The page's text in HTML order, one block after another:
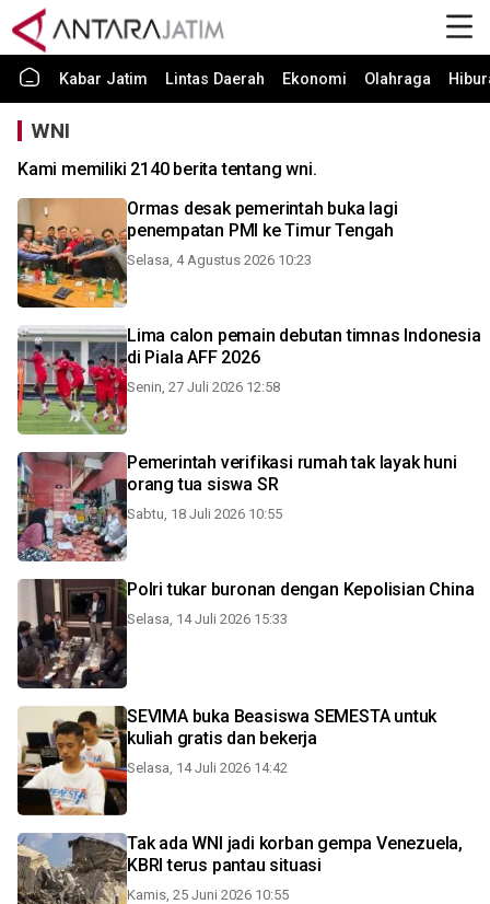
Kabar Jatim Lintas Daerah Ekonomi Olahraga
WNI
Kami memiliki 2140 berita tentang wni.
Ormas desak pemerintah buka lagi
penempatan PMI ke Timur Tengah
Selasa, 4 Agustus 2026 10:23
Lima calon pemain debutan timnas Indonesia
di Piala AFF 2026
Senin, 27 Juli 2026 12:58
Pemerintah verifikasi rumah tak layak huni
orang tua siswa SR
Sabtu, 18 Juli 2026 10:55
Polri tukar buronan dengan Kepolisian China
Selasa, 14 Juli 2026 15:33
SEVIMA buka Beasiswa SEMESTA untuk
kuliah gratis dan bekerja
Selasa, 14 Juli 2026 14:42
Tak ada WNI jadi korban gempa Venezuela,
KBRI terus pantau situasi
Kamis, 25 Juni 2026 10:55